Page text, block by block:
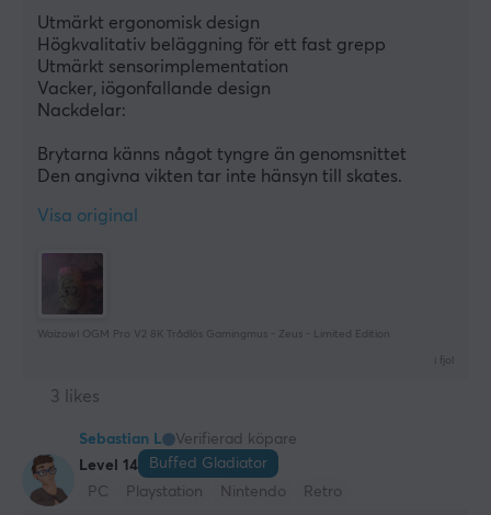
Utmärkt ergonomisk design
Högkvalitativ beläggning för ett fast grepp
Utmärkt sensorimplementation
Vacker, iögonfallande design
Nackdelar:
Brytarna känns något tyngre än genomsnittet
Den angivna vikten tar inte hänsyn till skates.
Visa original
Waizowl OGM Pro V2 8K Trådlös Gamingmus - Zeus - Limited Edition
3 likes
Sebastian L
Verifierad köpare
Level 14
Buffed Gladiator
PC
Playstation Nintendo Retro